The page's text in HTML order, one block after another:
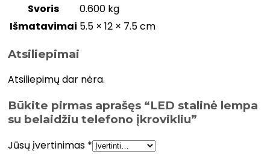
Svoris
0.600 kg
Išmatavimai 5.5 × 12 × 7.5 cm
Atsiliepimai
Atsiliepimų dar nėra.
Būkite pirmas aprašęs “LED stalinė lempa
su belaidžiu telefono įkrovikliu”
Jūsų įvertinimas *